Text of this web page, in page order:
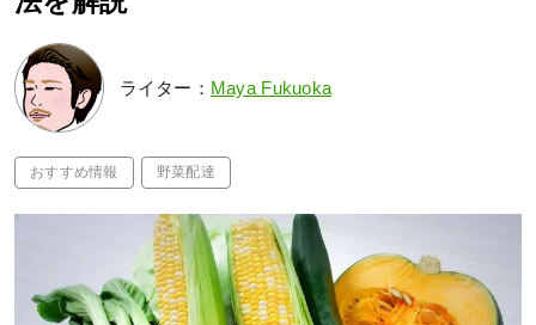
ライター： Maya Fukuoka
おすすめ情報 野菜配達